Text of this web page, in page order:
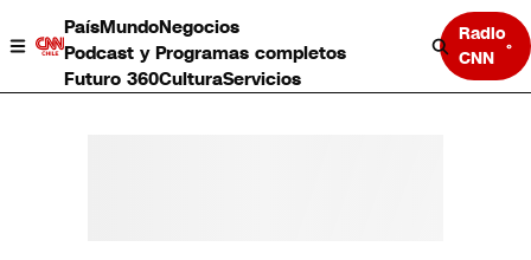
PaísMundoNegocios
Podcast y Programas completos
Futuro 360CulturaServicios
Radio
CNN